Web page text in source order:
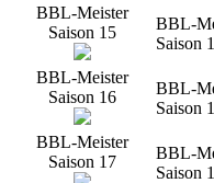
BBL-Meister
Saison 15
BBL-
Saison
BBL-Meister
Saison 16
BBL-
Saison
BBL-Meister
Saison 17
BBL-
Saison